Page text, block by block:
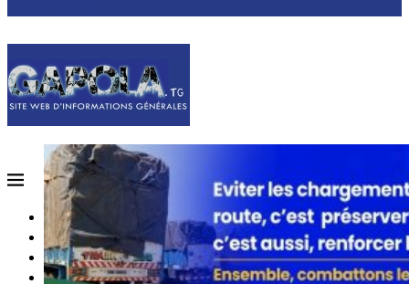
ACCUEIL
QUI SOMMES-NOUS?
POLITIQUE
SOCIETE